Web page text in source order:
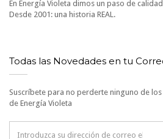
En Energía Violeta dimos un paso de
Desde 2001: una historia REAL.
Todas las Novedades en tu
Suscríbete para no perderte ninguno de
de Energía Violeta